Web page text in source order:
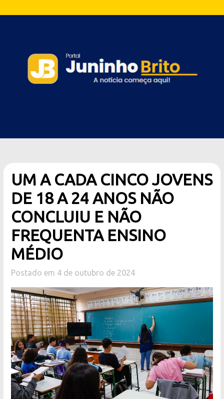
UM A CADA CINCO JOVENS
DE 18 A 24 ANOS NÃO
CONCLUIU E NÃO
FREQUENTA ENSINO
MÉDIO
Postado em 4 de outubro de 2024